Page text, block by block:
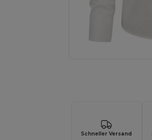
Schneller Versand